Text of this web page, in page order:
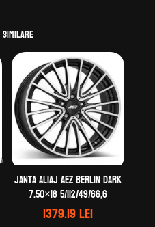
similare
Janta aliaj AEZ Berlin dark
7.50×18 5/112/49/66,6
1379.19lei